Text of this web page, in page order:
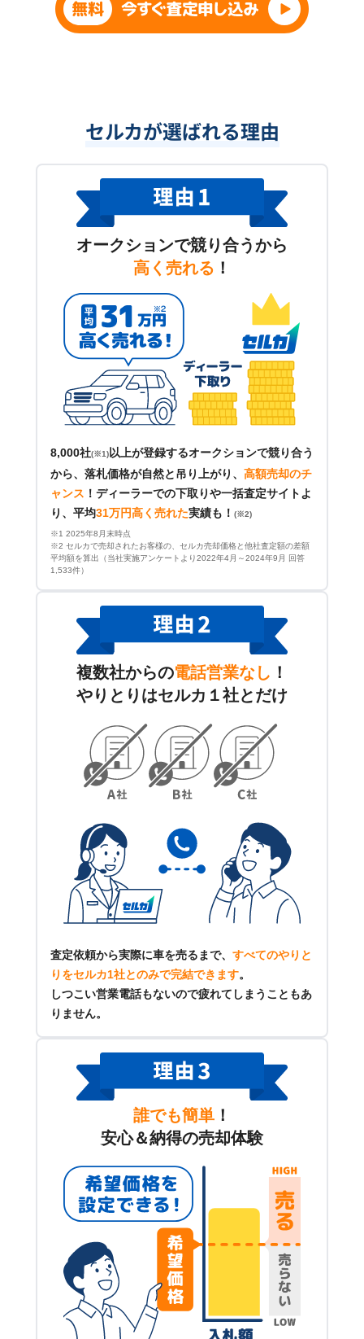
セルカが選ばれる理由
オークションで競り合うから
高く売れる ！
8,000社(※1) 以上が登録するオークションで競り合う
から、落札価格が自然と吊り上がり、 高額売却のチ
ャンス ！ ディーラーでの下取りや一括査定サイトよ
り、平均31万円高く売れた実績も！ (※2)
※1 2025年8月末時点
※2 セルカで売却されたお客様の、セルカ売却価格と他社査定額の差額
平均額を算出（当社実施アンケートより2022年4月～2024年9月 回答
1,533件）
複数社からの電話営業なし ！
やりとりはセルカ１社とだけ
査定依頼から実際に車を売るまで、 すべてのやりと
りをセルカ1社とのみで完結できます。
しつこい営業電話もないので疲れてしまうこともあ
りません。
誰でも簡単 ！
安心＆納得の売却体験